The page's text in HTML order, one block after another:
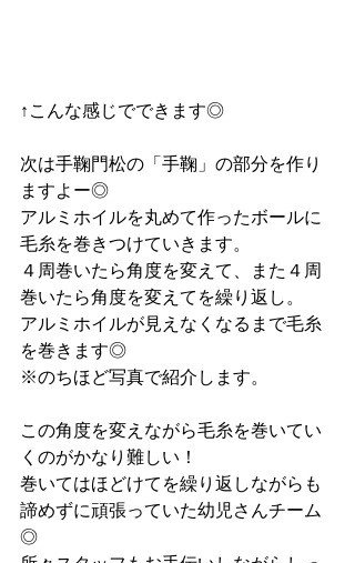
↑こんな感じでできます◎
次は手鞠門松の「手鞠」の部分を作り
ますよー◎
アルミホイルを丸めて作ったボールに
毛糸を巻きつけていきます。
４周巻いたら角度を変えて、また４周
巻いたら角度を変えてを繰り返し。
アルミホイルが見えなくなるまで毛糸
を巻きます◎
※のちほど写真で紹介します。
この角度を変えながら毛糸を巻いてい
くのがかなり難しい！
巻いてはほどけてを繰り返しながらも
諦めずに頑張っていた幼児さんチーム
◎